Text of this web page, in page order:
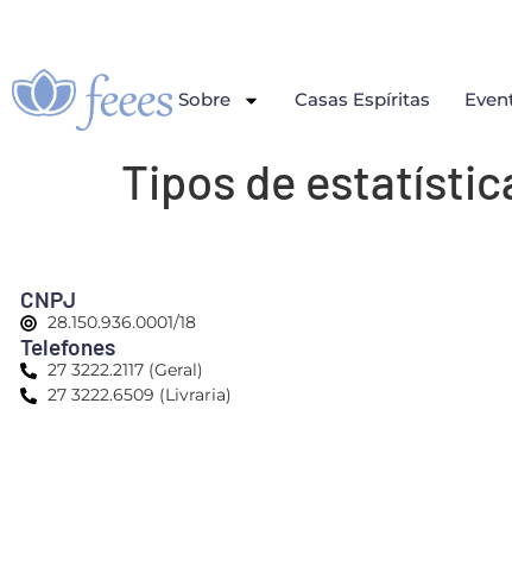
Sobre Casas Espíritas
Tipos de
CNPJ
28.150.936.0001/18
Telefones
27 3222.2117 (Geral)
27 3222.6509 (Livraria)